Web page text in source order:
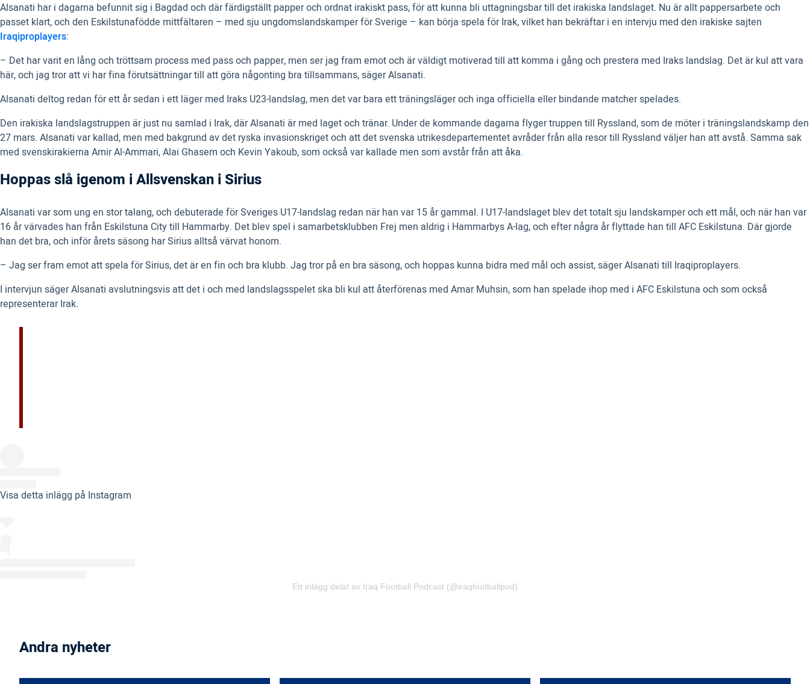
Alsanati har i dagarna befunnit sig i Bagdad och där färdigställt papper och ordnat irakiskt pass, för att kunna bli uttagningsbar till det irakiska landslaget. Nu är allt pappersarbete och
passet klart, och den Eskilstunafödde mittfältaren – med sju ungdomslandskamper för Sverige – kan börja spela för Irak, vilket han bekräftar i en intervju med den irakiske sajten
Iraqiproplayers:
– Det har varit en lång och tröttsam process med pass och papper, men ser jag fram emot och är väldigt motiverad till att komma i gång och prestera med Iraks landslag. Det är kul att vara
här, och jag tror att vi har fina förutsättningar till att göra någonting bra tillsammans, säger Alsanati.
Alsanati deltog redan för ett år sedan i ett läger med Iraks U23-landslag, men det var bara ett träningsläger och inga officiella eller bindande matcher spelades.
Den irakiska landslagstruppen är just nu samlad i Irak, där Alsanati är med laget och tränar. Under de kommande dagarna flyger truppen till Ryssland, som de möter i träningslandskamp den
27 mars. Alsanati var kallad, men med bakgrund av det ryska invasionskriget och att det svenska utrikesdepartementet avråder från alla resor till Ryssland väljer han att avstå. Samma sak
med svenskirakierna Amir Al-Ammari, Alai Ghasem och Kevin Yakoub, som också var kallade men som avstår från att åka.
Hoppas slå igenom i Allsvenskan i Sirius
Alsanati var som ung en stor talang, och debuterade för Sveriges U17-landslag redan när han var 15 år gammal. I U17-landslaget blev det totalt sju landskamper och ett mål, och när han var
16 år värvades han från Eskilstuna City till Hammarby. Det blev spel i samarbetsklubben Frej men aldrig i Hammarbys A-lag, och efter några år flyttade han till AFC Eskilstuna. Där gjorde
han det bra, och inför årets säsong har Sirius alltså värvat honom.
– Jag ser fram emot att spela för Sirius, det är en fin och bra klubb. Jag tror på en bra säsong, och hoppas kunna bidra med mål och assist, säger Alsanati till Iraqiproplayers.
I intervjun säger Alsanati avslutningsvis att det i och med landslagsspelet ska bli kul att återförenas med Amar Muhsin, som han spelade ihop med i AFC Eskilstuna och som också
representerar Irak.
Visa detta inlägg på Instagram
Ett inlägg delat av Iraq Football Podcast (@iraqfootballpod)
Andra nyheter